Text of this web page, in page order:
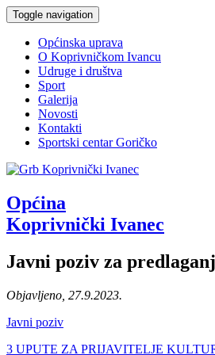
Toggle navigation
Općinska uprava
O Koprivničkom Ivancu
Udruge i društva
Sport
Galerija
Novosti
Kontakti
Sportski centar Goričko
Općina
Koprivnički Ivanec
Javni poziv za
Objavljeno, 27.9.2023.
Javni poziv
3 UPUTE ZA PRIJAVITELJE